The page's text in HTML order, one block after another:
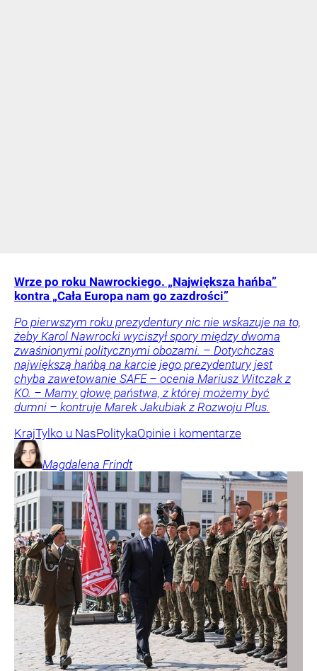
Wrze po roku Nawrockiego. „Największa hańba”
kontra „Cała Europa nam go zazdrości”
Po pierwszym roku prezydentury nic nie wskazuje na to,
żeby Karol Nawrocki wyciszył spory między dwoma
zwaśnionymi politycznymi obozami. – Dotychczas
największą hańbą na karcie jego prezydentury jest
chyba zawetowanie SAFE – ocenia Mariusz Witczak z
KO. – Mamy głowę państwa, z której możemy być
dumni – kontruje Marek Jakubiak z Rozwoju Plus.
KrajTylko u NasPolitykaOpinie i komentarze
Magdalena Frindt